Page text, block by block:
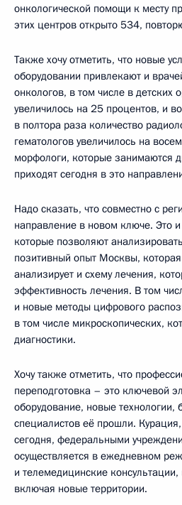
онкологической помощи к месту
этих центров открыто 534,
Также хочу отметить, что новые
оборудовании привлекают и
онкологов, в том числе в детских
увеличилось на 25 процентов, и
в полтора раза количество
гематологов увеличилось на
морфологи, которые занимаются
приходят сегодня в это
Надо сказать, что совместно с
направление в новом ключе. Это
которые позволяют
позитивный опыт Москвы,
анализирует и схему лечения,
эффективность лечения. В том
и новые методы цифрового
в том числе микроскопических,
диагностики.
Хочу также отметить, что
переподготовка – это ключевой
оборудование, новые технологии,
специалистов её прошли.
сегодня, федеральными
осуществляется в ежедневном
и телемедицинские
включая новые территории.